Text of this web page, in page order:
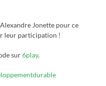
Jonette pour ce
leur participation !
sur6play.